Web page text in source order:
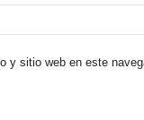
y sitio web en este